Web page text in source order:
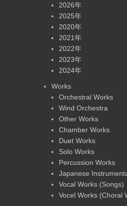
2026年
2025年
2020年
2021年
2022年
2023年
2024年
Works
Orchestral Works
Wind Orchestra
Other Works
Chamber Works
Duet Works
Solo Works
Percussion Works
Japanese
Vocal Works (Songs)
Vocel Works (Choral